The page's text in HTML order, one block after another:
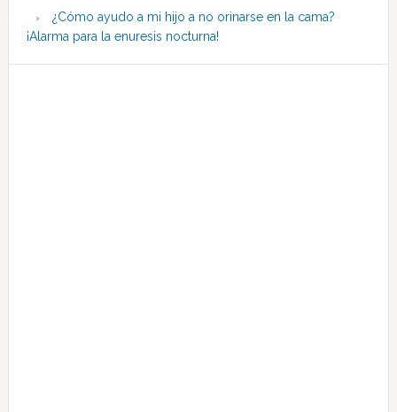
¿Cómo ayudo a mi hijo a no orinarse en la cama?
¡Alarma para la enuresis nocturna!